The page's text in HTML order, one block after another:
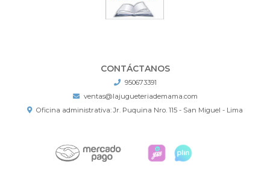
CONTÁCTANOS
950673391
ventas@lajugueteriademama.com
Oficina administrativa: Jr. Puquina Nro. 115 - San Miguel - Lima